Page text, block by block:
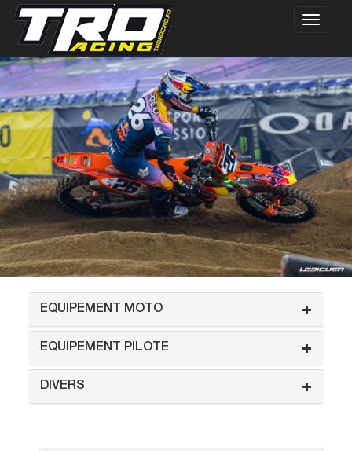
EQUIPEMENT MOTO
EQUIPEMENT PILOTE
DIVERS